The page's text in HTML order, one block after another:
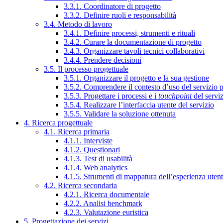
3.3.1. Coordinatore di progetto
3.3.2. Definire ruoli e responsabilità
3.4. Metodo di lavoro
3.4.1. Definire processi, strumenti e rituali
3.4.2. Curare la documentazione di progetto
3.4.3. Organizzare tavoli tecnici collaborativi
3.4.4. Prendere decisioni
3.5. Il processo progettuale
3.5.1. Organizzare il progetto e la sua gestione
3.5.2. Comprendere il contesto d’uso del servizio
3.5.3. Progettare i processi e i touchpointdel
3.5.4. Realizzare l’interfaccia utente del servizio
3.5.5. Validare la soluzione ottenuta
4. Ricerca progettuale
4.1. Ricerca primaria
4.1.1. Interviste
4.1.2. Questionari
4.1.3. Test di usabilità
4.1.4. Web analytics
4.1.5. Strumenti di mappatura dell’esperienza
4.2. Ricerca secondaria
4.2.1. Ricerca documentale
4.2.2. Analisi benchmark
4.2.3. Valutazione euristica
5. Progettazione dei servizi